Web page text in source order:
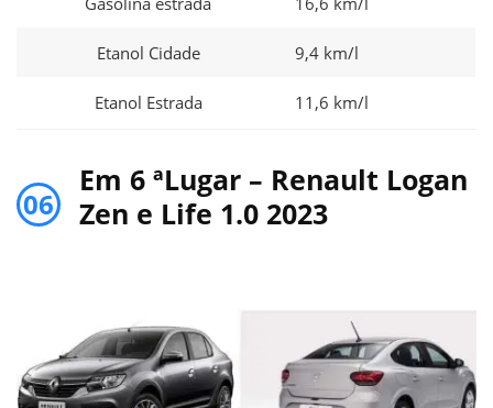
Etanol Cidade 9,4 km/l
Etanol Estrada 11,6 km/l
06
Em 6 ªLugar – Renault Logan
Zen e Life 1.0 2023